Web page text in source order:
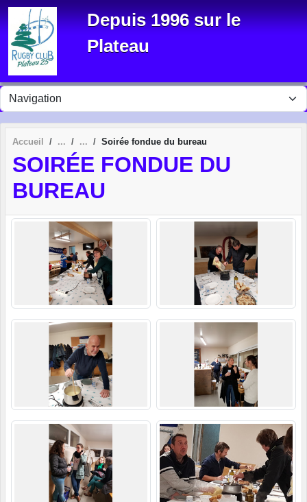
Depuis 1996 sur le
Plateau
Accueil Soirée fondue du bureau
SOIRÉE FONDUE DU
BUREAU
Panneau de gestion des cookies